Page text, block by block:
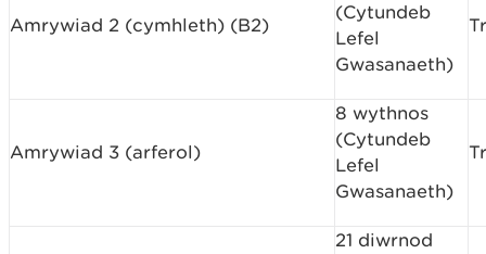
Amrywiad 2 (cymhleth) (B2)
(Cytundeb
Lefel
Gwasanaeth)
Amrywiad 3 (arferol)
8 wythnos
(Cytundeb
Lefel
Gwasanaeth)
21 diwrnod